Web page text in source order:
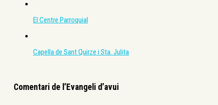
El Centre Parroquial
Capella de Sant Quirze i Sta. Julita
Comentari de l’Evangeli d’avui